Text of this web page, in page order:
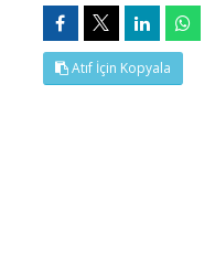
Atıf İçin Kopyala